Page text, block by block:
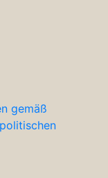
gemäß